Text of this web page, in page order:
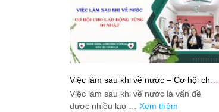
Việc làm sau khi về nước – Cơ hội cho
lao động từng đi Nhật
Việc làm sau khi về nước là vấn đề
được nhiều lao … Xem thêm